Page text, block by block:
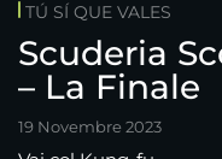
TÚ SÍ QUE VALES
Scuderia
– La Finale
19 Novembre 2023